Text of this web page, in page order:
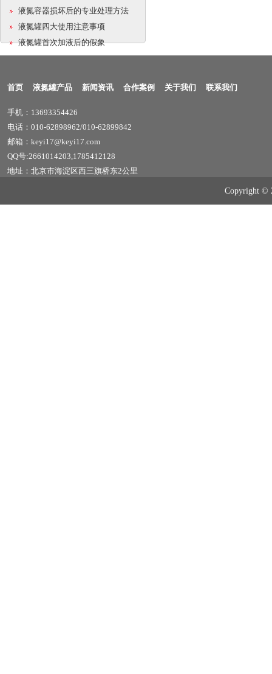
液氮容器损坏后的专业处理方法
液氮罐四大使用注意事项
液氮罐首次加液后的假象
首页 液氮罐产品 新闻资讯 合作案例 关于我们 联系我们
手机：13693354426
电话：010-62898962/010-62899842
邮箱：keyi17@keyi17.com
QQ号:2661014203,1785412128
地址：北京市海淀区西三旗桥东2公里
Copyright ©